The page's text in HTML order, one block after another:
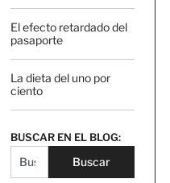
El efecto retardado del
pasaporte
La dieta del uno por
ciento
BUSCAR EN EL BLOG:
Buscar